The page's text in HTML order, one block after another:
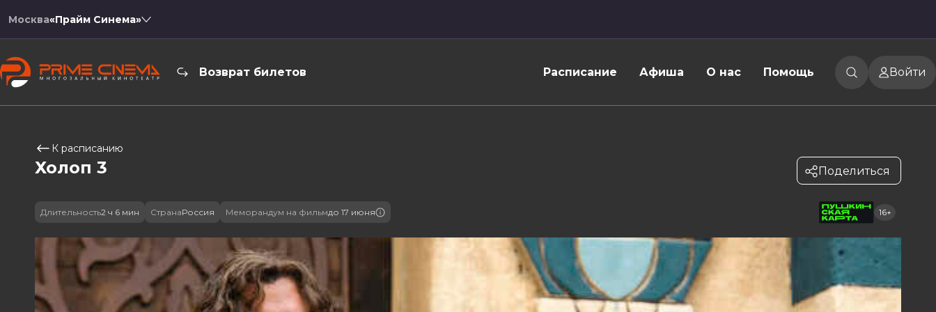
Москва«Прайм Синема»
Возврат билетов Расписание Афиша О нас Помощь Войти
К расписанию
Холоп 3 Поделиться
Длительность2 ч 6 мин СтранаРоссия Меморандум на фильмдо 17 июня 16+